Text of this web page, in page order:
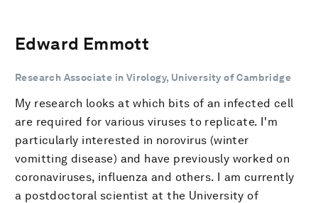
Edward Emmott
Research Associate in Virology, University of Cambridge
My research looks at which bits of an infected cell
are required for various viruses to replicate. I'm
particularly interested in norovirus (winter
vomitting disease) and have previously worked on
coronaviruses, influenza and others. I am currently
a postdoctoral scientist at the University of